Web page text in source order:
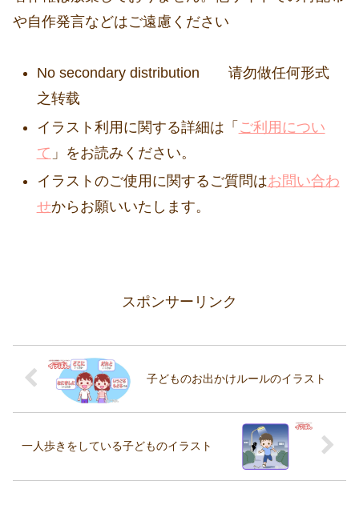
や自作発言などはご遠慮ください
No secondary distribution 请勿做任何形式
之转载
イラスト利用に関する詳細は「 ご利用につい
て 」をお読みください。
イラストのご使用に関するご質問はお問い合わ
せからお願いいたします。
スポンサーリンク
子どものお出かけルールのイラスト
一人歩きをしている子どものイラスト